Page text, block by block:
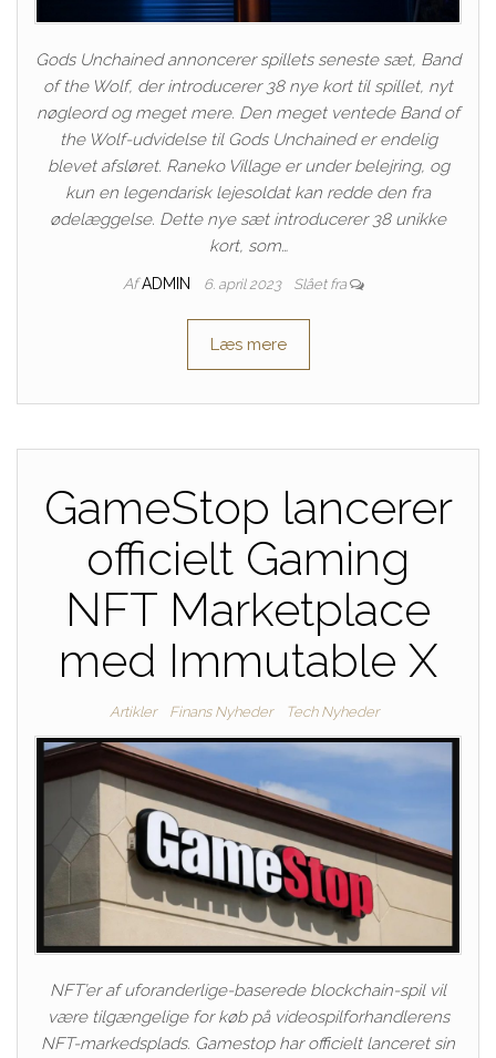
Gods Unchained annoncerer spillets seneste sæt, Band
of the Wolf, der introducerer 38 nye kort til spillet, nyt
nøgleord og meget mere. Den meget ventede Band of
the Wolf-udvidelse til Gods Unchained er endelig
blevet afsløret. Raneko Village er under belejring, og
kun en legendarisk lejesoldat kan redde den fra
ødelæggelse. Dette nye sæt introducerer 38 unikke
kort, som…
Af ADMIN 6. april 2023 Slået fra
Læs mere
GameStop lancerer
officielt Gaming
NFT Marketplace
med Immutable X
Artikler Finans Nyheder Tech Nyheder
NFT’er af uforanderlige-baserede blockchain-spil vil
være tilgængelige for køb på videospilforhandlerens
NFT-markedsplads. Gamestop har officielt lanceret sin